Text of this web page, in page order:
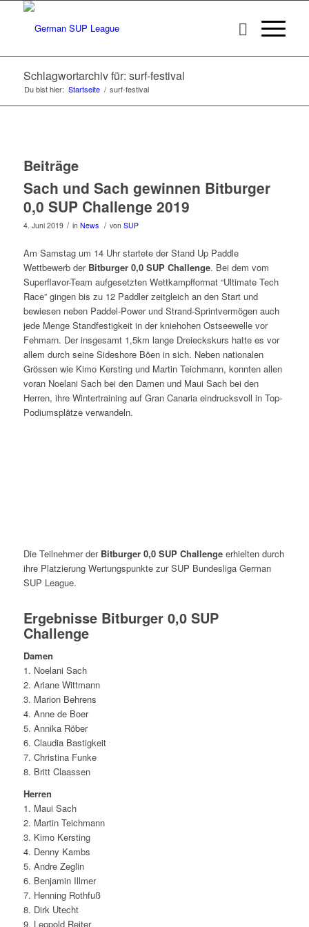
Schlagwortarchiv für: surf-festival
Du bist hier: Startseite / surf-festival
Beiträge
Sach und Sach gewinnen Bitburger
0,0 SUP Challenge 2019
4. Juni 2019 / in News / von SUP
Am Samstag um 14 Uhr startete der Stand Up Paddle
Wettbewerb der Bitburger 0,0 SUP Challenge. Bei dem vom
Superflavor-Team aufgesetzten Wettkampfformat “Ultimate Tech
Race” gingen bis zu 12 Paddler zeitgleich an den Start und
bewiesen neben Paddel-Power und Strand-Sprintvermögen auch
jede Menge Standfestigkeit in der kniehohen Ostseewelle vor
Fehmarn. Der insgesamt 1,5km lange Dreieckskurs hatte es vor
allem durch seine Sideshore Böen in sich. Neben nationalen
Grössen wie Kimo Kersting und Martin Teichmann, konnten allen
voran Noelani Sach bei den Damen und Maui Sach bei den
Herren, ihre Wintertraining auf Gran Canaria eindrucksvoll in Top-
Podiumsplätze verwandeln.
Die Teilnehmer der Bitburger 0,0 SUP Challengeerhielten durch
ihre Platzierung Wertungspunkte zur SUP Bundesliga German
SUP League.
Ergebnisse Bitburger 0,0 SUP
Challenge
Damen
1. Noelani Sach
2. Ariane Wittmann
3. Marion Behrens
4. Anne de Boer
5. Annika Röber
6. Claudia Bastigkeit
7. Christina Funke
8. Britt Claassen
Herren
1. Maui Sach
2. Martin Teichmann
3. Kimo Kersting
4. Denny Kambs
5. Andre Zeglin
6. Benjamin Illmer
7. Henning Rothfuß
8. Dirk Utecht
9. Leopold Reiter